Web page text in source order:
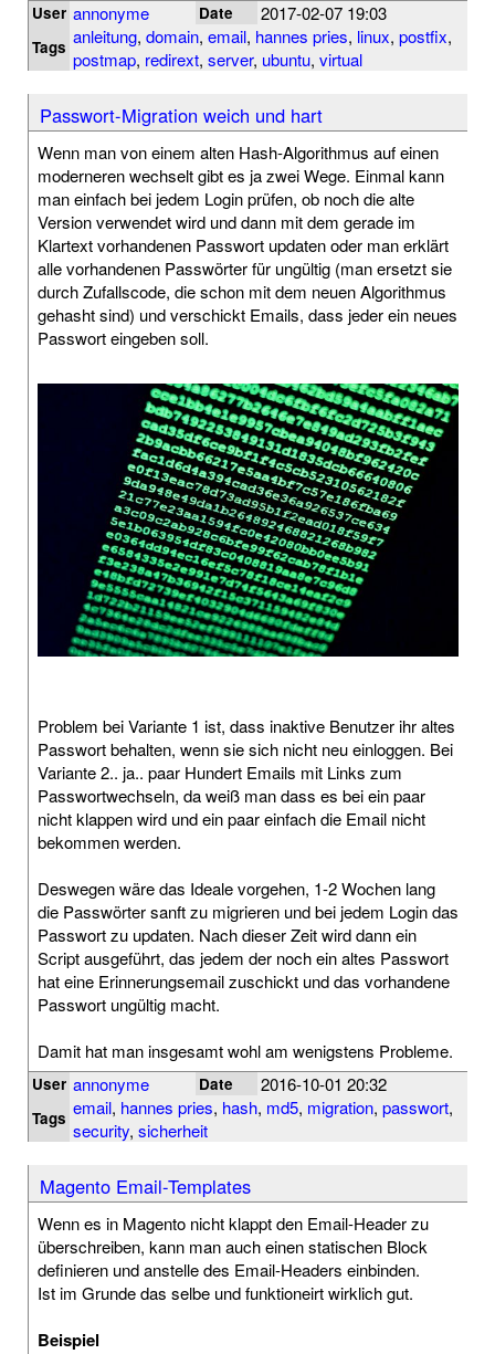
User annonyme Date 2017-02-07 19:03
Tags anleitung, domain, email, hannes pries, linux, postfix,
postmap, redirext, server, ubuntu, virtual
Passwort-Migration weich und hart
Wenn man von einem alten Hash-Algorithmus auf einen
moderneren wechselt gibt es ja zwei Wege. Einmal kann
man einfach bei jedem Login prüfen, ob noch die alte
Version verwendet wird und dann mit dem gerade im
Klartext vorhandenen Passwort updaten oder man erklärt
alle vorhandenen Passwörter für ungültig (man ersetzt sie
durch Zufallscode, die schon mit dem neuen Algorithmus
gehasht sind) und verschickt Emails, dass jeder ein neues
Passwort eingeben soll.
Problem bei Variante 1 ist, dass inaktive Benutzer ihr altes
Passwort behalten, wenn sie sich nicht neu einloggen. Bei
Variante 2.. ja.. paar Hundert Emails mit Links zum
Passwortwechseln, da weiß man dass es bei ein paar
nicht klappen wird und ein paar einfach die Email nicht
bekommen werden.
Deswegen wäre das Ideale vorgehen, 1-2 Wochen lang
die Passwörter sanft zu migrieren und bei jedem Login das
Passwort zu updaten. Nach dieser Zeit wird dann ein
Script ausgeführt, das jedem der noch ein altes Passwort
hat eine Erinnerungsemail zuschickt und das vorhandene
Passwort ungültig macht.
Damit hat man insgesamt wohl am wenigstens Probleme.
User annonyme Date 2016-10-01 20:32
Tags email, hannes pries, hash, md5, migration, passwort,
security, sicherheit
Magento Email-Templates
Wenn es in Magento nicht klappt den Email-Header zu
überschreiben, kann man auch einen statischen Block
definieren und anstelle des Email-Headers einbinden.
Ist im Grunde das selbe und funktioneirt wirklich gut.
Beispiel